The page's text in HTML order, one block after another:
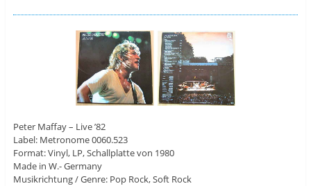
Peter Maffay ‎– Live ’82
Label: Metronome ‎0060.523
Format: Vinyl, LP, Schallplatte von 1980
Made in W.- Germany
Musikrichtung / Genre: Pop Rock, Soft Rock